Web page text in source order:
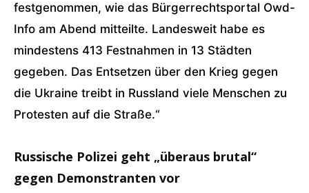
festgenommen, wie das Bürgerrechtsportal Owd-
Info am Abend mitteilte. Landesweit habe es
mindestens 413 Festnahmen in 13 Städten
gegeben. Das Entsetzen über den Krieg gegen
die Ukraine treibt in Russland viele Menschen zu
Protesten auf die Straße.“
Russische Polizei geht „überaus brutal“
gegen Demonstranten vor